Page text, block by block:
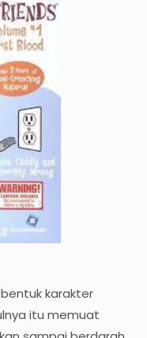
karakter
itu memuat